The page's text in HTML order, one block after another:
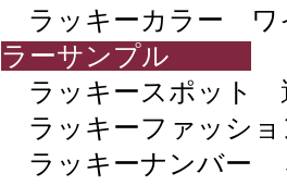
ラッキーカラー ワ
ラーサンプル
ラッキースポット
ラッキーファッシ
ラッキーナンバー